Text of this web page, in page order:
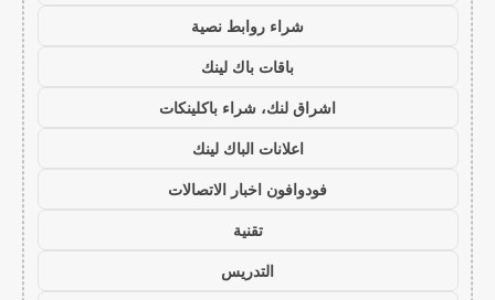
شراء روابط نصية
باقات باك لينك
اشراق لنك، شراء باكلينكات
اعلانات الباك لينك
فودوافون اخبار الاتصالات
تقنية
التدريس